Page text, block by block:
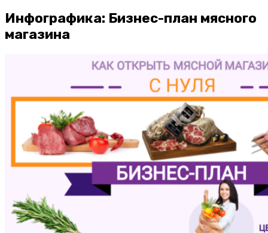
Инфографика: Бизнес-план мясного
магазина